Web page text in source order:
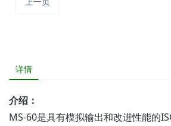
详情
介绍：
MS-60是具有模拟输出和改进性能的